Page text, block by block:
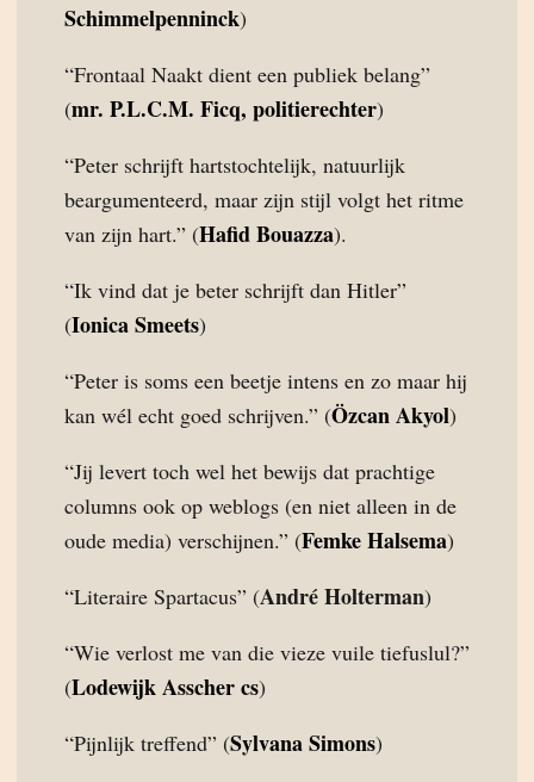
Schimmelpenninck)
“Frontaal Naakt dient een publiek belang”
(mr. P.L.C.M. Ficq, politierechter)
“Peter schrijft hartstochtelijk, natuurlijk
beargumenteerd, maar zijn stijl volgt het ritme
van zijn hart.” (Hafid Bouazza).
“Ik vind dat je beter schrijft dan Hitler”
(Ionica Smeets)
“Peter is soms een beetje intens en zo maar hij
kan wél echt goed schrijven.” (Özcan Akyol)
“Jij levert toch wel het bewijs dat prachtige
columns ook op weblogs (en niet alleen in de
oude media) verschijnen.” (Femke Halsema)
“Literaire Spartacus” (André Holterman)
“Wie verlost me van die vieze vuile tiefuslul?”
(Lodewijk Asscher cs)
“Pijnlijk treffend” (Sylvana Simons)